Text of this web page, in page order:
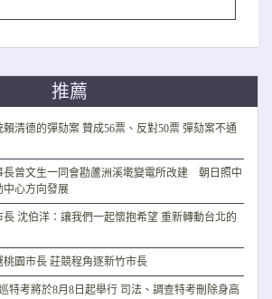
推薦
清德的彈劾案 贊成56票、反對50票 彈劾案不通
長曾文生一同會勘蘆洲溪墘變電所改建 朝日照中
中心方向發展
長 沈伯洋：讓我們一起懷抱希望 重新轉動台北的
桃園市長 莊競程角逐新竹市長
特考將於8月8日起舉行 司法、調查特考刪除身高